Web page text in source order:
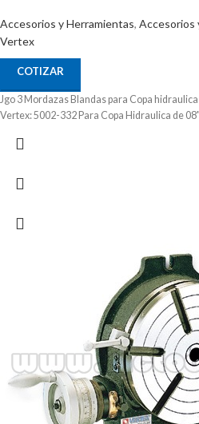
Accesorios y Herramientas, Accesorios
Vertex
COTIZAR
Jgo 3 Mordazas Blandas para Copa
Vertex: 5002-332 Para Copa Hidraulica de